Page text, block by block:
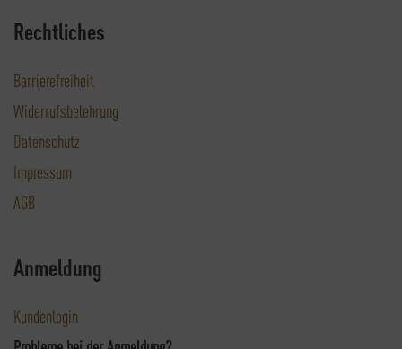
Rechtliches
Barrierefreiheit
Widerrufsbelehrung
Datenschutz
Impressum
AGB
Anmeldung
Kundenlogin